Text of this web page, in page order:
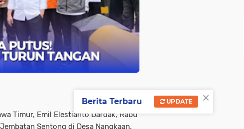
Timur, Emil Elestianto Dardak, Rabu
Sentong di Desa Nangkaan,
×
Berita Terbaru UPDATE